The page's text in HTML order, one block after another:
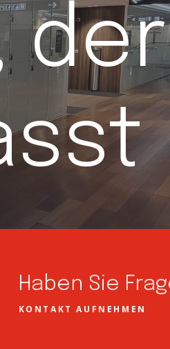
der
Haben Sie
KONTAKT AUFNEHMEN